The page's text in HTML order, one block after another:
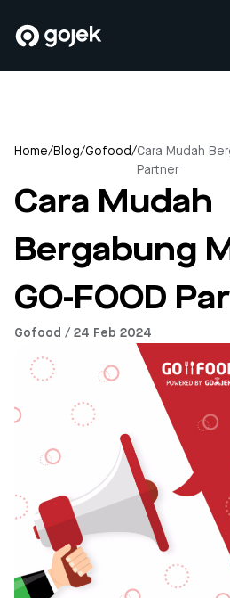
Home/Blog/Gofood/Cara Mudah
Partner
Cara Mudah
Bergabung
GO-FOOD
Gofood / 24 Feb 2024